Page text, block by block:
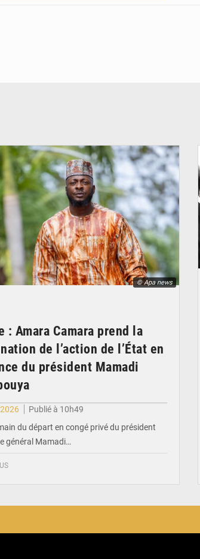
© Apa news
: Amara Camara prend la
de l’action de l’État en
du président Mamadi
Publié à 10h49
du départ en congé privé du président
général Mamadi…